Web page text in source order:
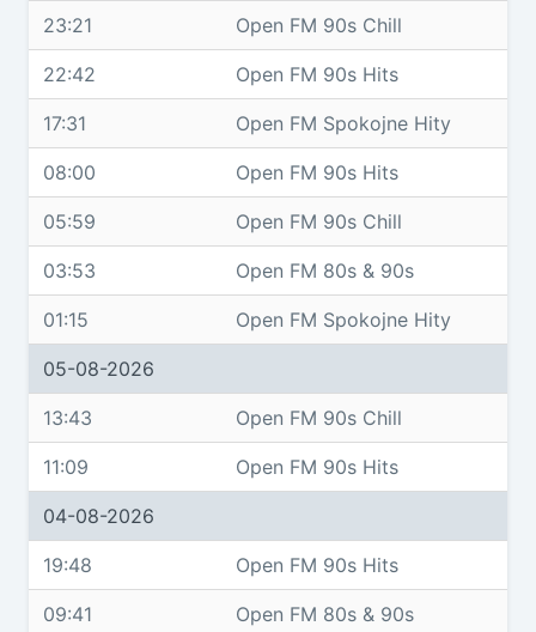
23:21 Open FM 90s Chill
22:42 Open FM 90s Hits
17:31 Open FM Spokojne Hity
08:00 Open FM 90s Hits
05:59 Open FM 90s Chill
03:53 Open FM 80s & 90s
01:15 Open FM Spokojne Hity
05-08-2026
13:43 Open FM 90s Chill
11:09 Open FM 90s Hits
04-08-2026
19:48 Open FM 90s Hits
09:41 Open FM 80s & 90s